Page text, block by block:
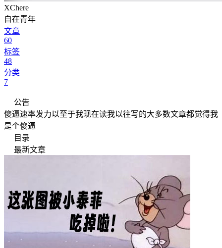
XChere
自在青年
文章
60
标签
48
分类
7
公告
傻逼速率发力以至于我现在读我以往写的大多数文章都觉得我
是个傻逼
目录
最新文章